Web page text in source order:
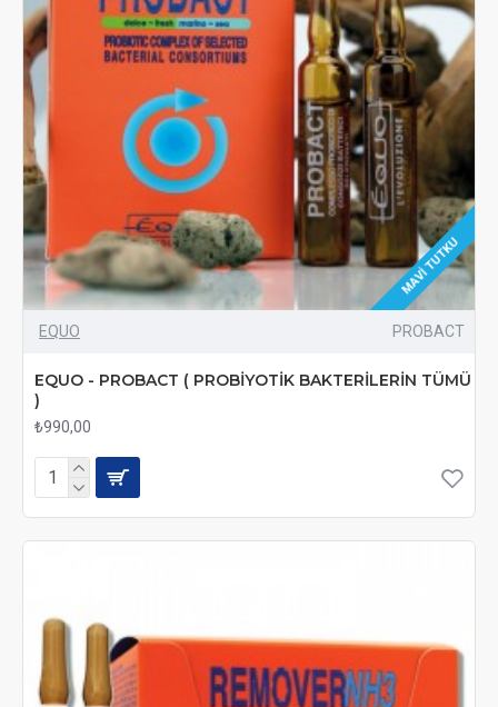
MAVI TUTKU
EQUO PROBACT
EQUO - PROBACT ( PROBİYOTİK BAKTERİLERİN TÜMÜ
)
₺990,00